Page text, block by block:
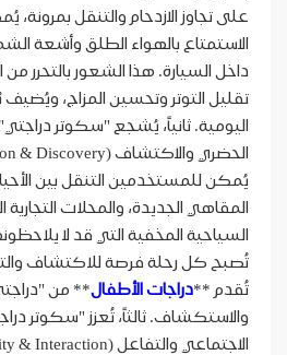
على تجاوز الازدحام والتنقل
الاستمتاع بالهواء الطلق وأشعة
داخل السيارة. هذا الشعور بالتحرر
تقليل التوتر وتحسين المزاج،
اليومية. ثانياً، يُشجع "سكوتر
يُمكن للمستخدمين التنقل بين
المقاهي الجديدة، والمحلات التجارية
السياحية المخفية التي قد لا
تُصبح كل رحلة فرصة للاكتشاف
تُقدم **دراجات الأطفال** من
والاستكشاف. ثالثاً، تُعزز "سكوتر